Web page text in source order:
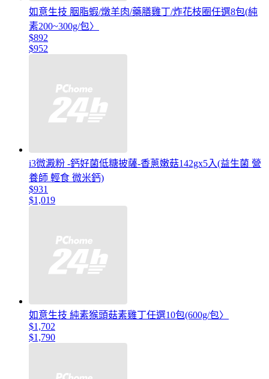
如意生技 胭脂蝦/燉羊肉/藥膳雞丁/炸花枝圈任選8包(純
素200~300g/包〉
$892
$952
i3微澱粉 -鈣好菌低糖披薩-香蔥嫩菇142gx5入(益生菌 營
養師 輕食 微米鈣)
$931
$1,019
如意生技 純素猴頭菇素雞丁任選10包(600g/包〉
$1,702
$1,790